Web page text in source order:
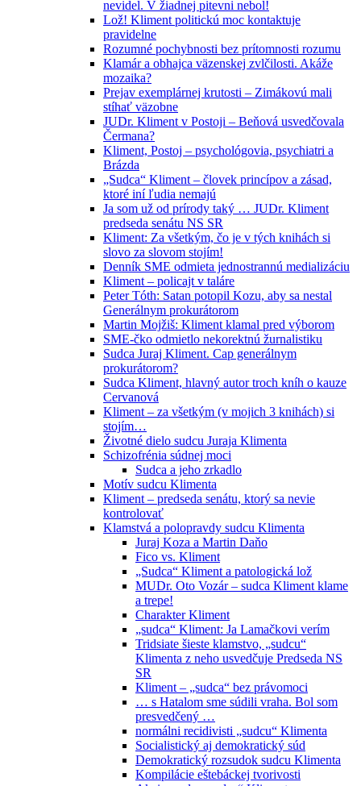
nevidel. V žiadnej pitevni nebol!
Lož! Kliment politickú moc kontaktuje
pravidelne
Rozumné pochybnosti bez prítomnosti rozumu
Klamár a obhajca väzenskej zvlčilosti. Akáže
mozaika?
Prejav exemplárnej krutosti – Zimákovú mali
stíhať väzobne
JUDr. Kliment v Postoji – Beňová usvedčovala
Čermana?
Kliment, Postoj – psychológovia, psychiatri a
Brázda
„Sudca“ Kliment – človek princípov a zásad,
ktoré iní ľudia nemajú
Ja som už od prírody taký … JUDr. Kliment
predseda senátu NS SR
Kliment: Za všetkým, čo je v tých knihách si
slovo za slovom stojím!
Denník SME odmieta jednostrannú medializáciu
Kliment – policajt v taláre
Peter Tóth: Satan potopil Kozu, aby sa nestal
Generálnym prokurátorom
Martin Mojžiš: Kliment klamal pred výborom
SME-čko odmietlo nekorektnú žurnalistiku
Sudca Juraj Kliment. Cap generálnym
prokurátorom?
Sudca Kliment, hlavný autor troch kníh o kauze
Cervanová
Kliment – za všetkým (v mojich 3 knihách) si
stojím…
Životné dielo sudcu Juraja Klimenta
Schizofrénia súdnej moci
Sudca a jeho zrkadlo
Motív sudcu Klimenta
Kliment – predseda senátu, ktorý sa nevie
kontrolovať
Klamstvá a polopravdy sudcu Klimenta
Juraj Koza a Martin Daňo
Fico vs. Kliment
„Sudca“ Kliment a patologická lož
MUDr. Oto Vozár – sudca Kliment klame
a trepe!
Charakter Kliment
„sudca“ Kliment: Ja Lamačkovi verím
Tridsiate šieste klamstvo, „sudcu“
Klimenta z neho usvedčuje Predseda NS
SR
Kliment – „sudca“ bez právomoci
… s Hatalom sme súdili vraha. Bol som
presvedčený …
normálni recidivisti „sudcu“ Klimenta
Socialistický aj demokratický súd
Demokratický rozsudok sudcu Klimenta
Kompilácie eštebáckej tvorivosti